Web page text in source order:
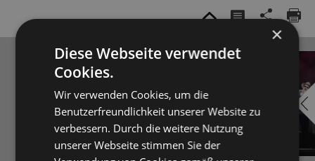
×
Diese Webseite verwendet
Cookies.
Wir verwenden Cookies, um die
Benutzerfreundlichkeit unserer Website zu
verbessern. Durch die weitere Nutzung
unserer Webseite stimmen Sie der